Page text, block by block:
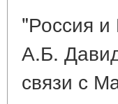
"Россия и
А.Б.
связи с